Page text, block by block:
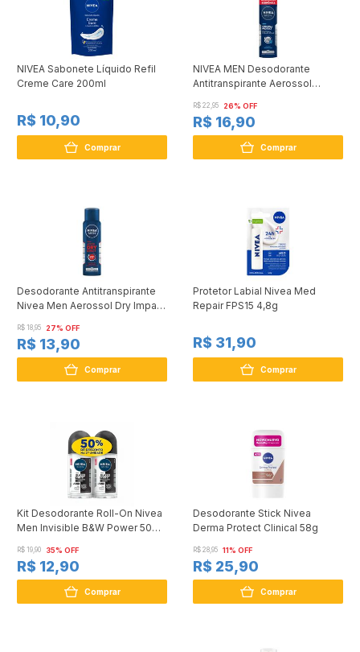
NIVEA Sabonete Líquido Refil
Creme Care 200ml
R$ 10,90
Comprar
NIVEA MEN Desodorante
Antitranspirante Aerossol
R$ 22,95 26% OFF
R$ 16,90
Comprar
Desodorante Antitranspirante
Nivea Men Aerossol Dry Impact
R$ 18,95 27% OFF
R$ 13,90
Comprar
Protetor Labial Nivea Med
Repair FPS15 4,8g
R$ 31,90
Comprar
Kit Desodorante Roll-On Nivea
Men Invisible B&W Power 50ml
R$ 19,90 35% OFF
R$ 12,90
Comprar
Desodorante Stick Nivea
Derma Protect Clinical 58g
R$ 28,95 11% OFF
R$ 25,90
Comprar